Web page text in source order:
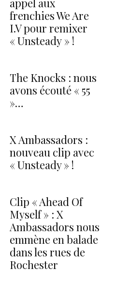
appel aux
frenchies We Are
I.V pour remixer
« Unsteady » !
The Knocks : nous
avons écouté « 55
»…
X Ambassadors :
nouveau clip avec
« Unsteady » !
Clip « Ahead Of
Myself » : X
Ambassadors nous
emmène en balade
dans les rues de
Rochester